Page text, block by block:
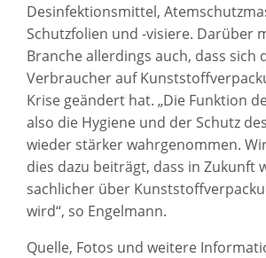
Desinfektionsmittel,
Schutzfolien und -visiere. Darüber
Branche allerdings auch, dass sich
Verbraucher auf
Krise geändert hat. „Die Funktion
also die Hygiene und der Schutz
wieder stärker wahrgenommen.
dies dazu beiträgt, dass in Zukunft
sachlicher über
wird“, so Engelmann.
Quelle, Fotos und weitere